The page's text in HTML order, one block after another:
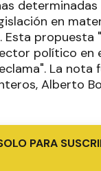
en
propuesta
político en
La
Alberto
PARA